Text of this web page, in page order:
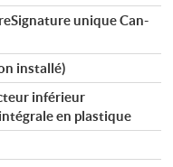
unique Can-
installé)
inférieur
en plastique